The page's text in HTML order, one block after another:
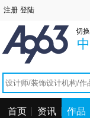
切
首页 资讯 作品